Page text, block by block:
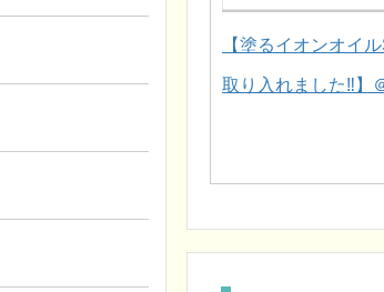
【塗るイオンオイ
取り入れました‼】